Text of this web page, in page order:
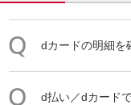
dカードの明細を
d払い／dカード